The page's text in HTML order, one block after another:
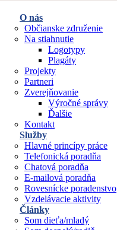
O nás
Občianske združenie
Na stiahnutie
Logotypy
Plagáty
Projekty
Partneri
Zverejňovanie
Výročné správy
Ďalšie
Kontakt
Služby
Hlavné princípy práce
Telefonická poradňa
Chatová poradňa
E-mailová poradňa
Rovesnícke poradenstvo
Vzdelávacie aktivity
Články
Som dieťa/mladý